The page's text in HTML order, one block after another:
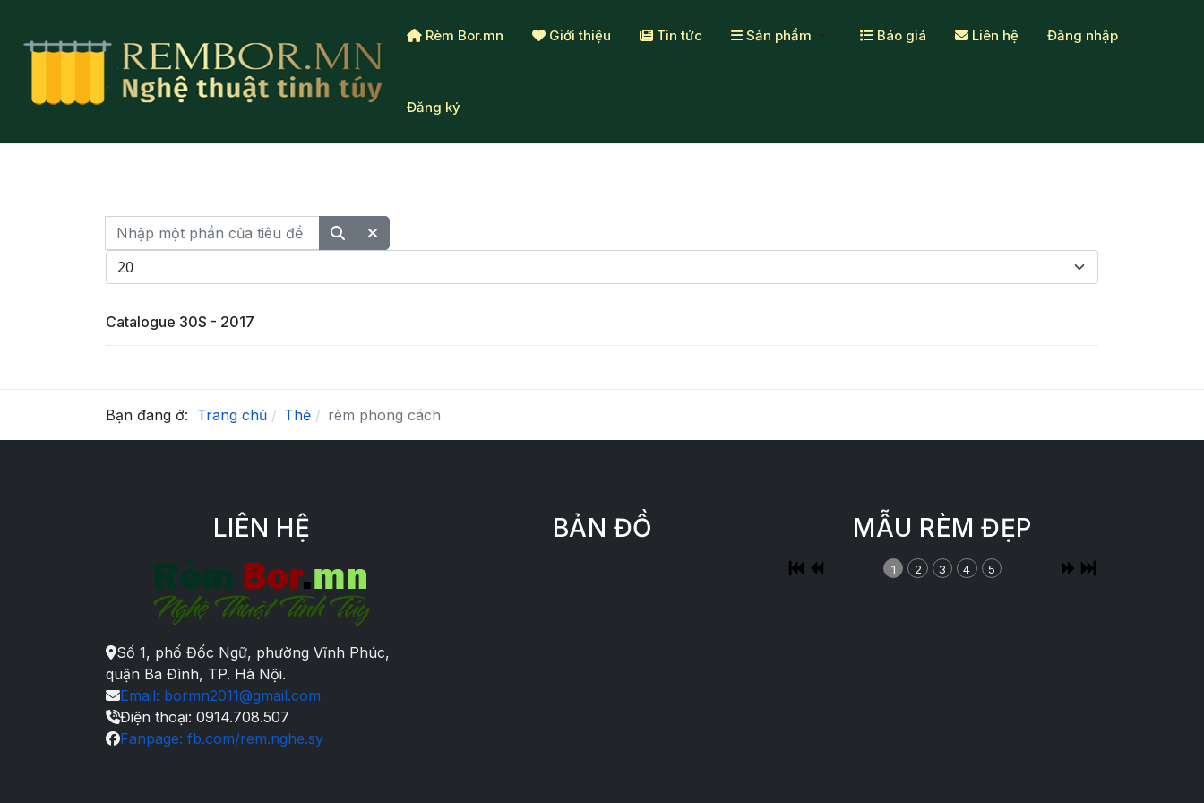
Rèm Bor.mn Giới thiệu Tin tức Sản phẩm Báo giá Liên hệ Đăng nhập
Đăng ký
Nhập một phần của tiêu đề
Hiển thị #
Catalogue 30S - 2017
Bạn đang ở: Trang chủ Thẻ rèm phong cách
LIÊN HỆ
Số 1, phố Đốc Ngữ, phường Vĩnh Phúc,
quận Ba Đình, TP. Hà Nội.
Email: bormn2011@gmail.com
Điện thoại: 0914.708.507
Fanpage: fb.com/rem.nghe.sy
BẢN ĐỒ MẪU RÈM ĐẸP
1 2 3 4 5